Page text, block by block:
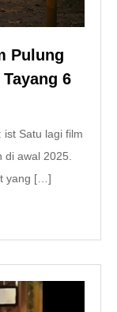
Pulung
6
ist Satu lagi film
awal 2025.
yang […]